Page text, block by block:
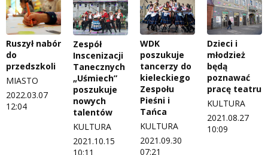
Ruszył nabór
do
przedszkoli
MIASTO
2022.03.07
12:04
Zespół
Inscenizacji
Tanecznych
„Uśmiech”
poszukuje
nowych
talentów
KULTURA
2021.10.15
10:11
WDK
poszukuje
tancerzy do
kieleckiego
Zespołu
Pieśni i
Tańca
KULTURA
2021.09.30
07:21
Dzieci i
młodzież
będą
poznawać
pracę teatru
KULTURA
2021.08.27
10:09